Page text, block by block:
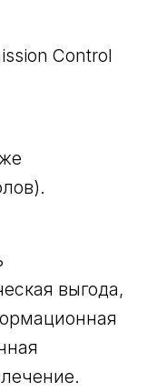
Control
выгода,